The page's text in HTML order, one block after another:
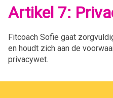
Artikel 7:
Fitcoach Sofie gaat
en houdt zich aan de
privacywet.